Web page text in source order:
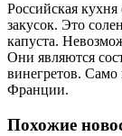
Российская
закусок. Это
капуста.
Они являются
винегретов. Само
Франции.
Похожие